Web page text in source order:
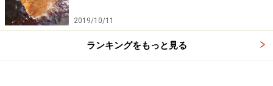
2019/10/11
ランキングをもっと見る